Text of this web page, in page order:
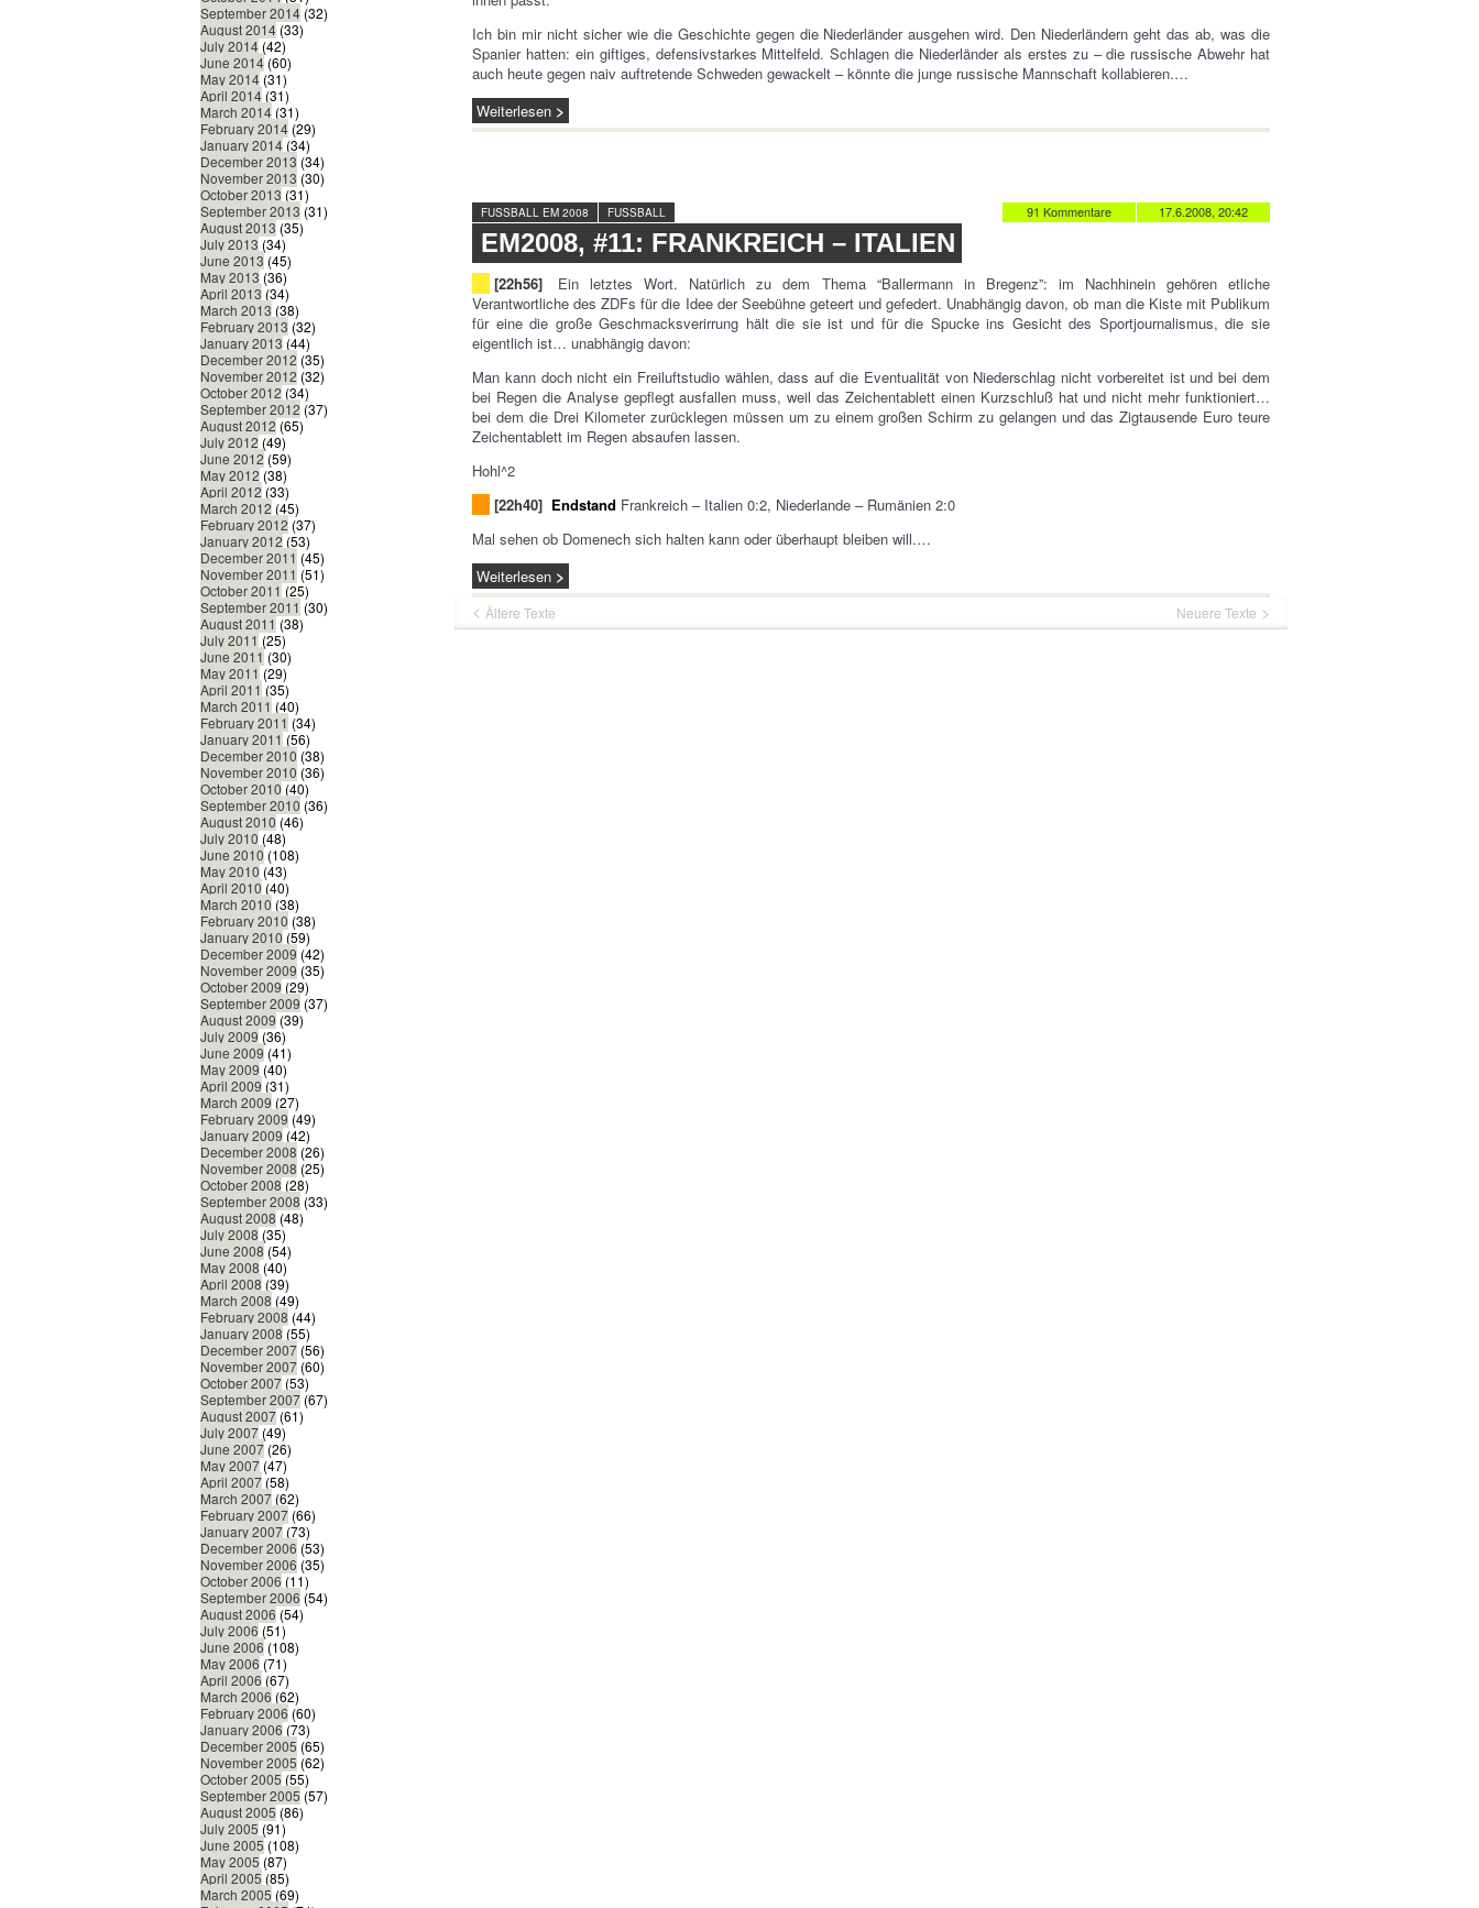
September 2014 (32)
August 2014 (33)
July 2014 (42)
June 2014 (60)
May 2014 (31)
April 2014 (31)
March 2014 (31)
February 2014 (29)
January 2014 (34)
December 2013 (34)
November 2013 (30)
October 2013 (31)
September 2013 (31)
August 2013 (35)
July 2013 (34)
June 2013 (45)
May 2013 (36)
April 2013 (34)
March 2013 (38)
February 2013 (32)
January 2013 (44)
December 2012 (35)
November 2012 (32)
October 2012 (34)
September 2012 (37)
August 2012 (65)
July 2012 (49)
June 2012 (59)
May 2012 (38)
April 2012 (33)
March 2012 (45)
February 2012 (37)
January 2012 (53)
December 2011 (45)
November 2011 (51)
October 2011 (25)
September 2011 (30)
August 2011 (38)
July 2011 (25)
June 2011 (30)
May 2011 (29)
April 2011 (35)
March 2011 (40)
February 2011 (34)
January 2011 (56)
December 2010 (38)
November 2010 (36)
October 2010 (40)
September 2010 (36)
August 2010 (46)
July 2010 (48)
June 2010 (108)
May 2010 (43)
April 2010 (40)
March 2010 (38)
February 2010 (38)
January 2010 (59)
December 2009 (42)
November 2009 (35)
October 2009 (29)
September 2009 (37)
August 2009 (39)
July 2009 (36)
June 2009 (41)
May 2009 (40)
April 2009 (31)
March 2009 (27)
February 2009 (49)
January 2009 (42)
December 2008 (26)
November 2008 (25)
October 2008 (28)
September 2008 (33)
August 2008 (48)
July 2008 (35)
June 2008 (54)
May 2008 (40)
April 2008 (39)
March 2008 (49)
February 2008 (44)
January 2008 (55)
December 2007 (56)
November 2007 (60)
October 2007 (53)
September 2007 (67)
August 2007 (61)
July 2007 (49)
June 2007 (26)
May 2007 (47)
April 2007 (58)
March 2007 (62)
February 2007 (66)
January 2007 (73)
December 2006 (53)
November 2006 (35)
October 2006 (11)
September 2006 (54)
August 2006 (54)
July 2006 (51)
June 2006 (108)
May 2006 (71)
April 2006 (67)
March 2006 (62)
February 2006 (60)
January 2006 (73)
December 2005 (65)
November 2005 (62)
October 2005 (55)
September 2005 (57)
August 2005 (86)
July 2005 (91)
June 2005 (108)
May 2005 (87)
April 2005 (85)
March 2005 (69)
Ich bin mir nicht sicher wie die Geschichte gegen die Niederländer ausgehen wird. Den Niederländern geht das ab, was die
Spanier hatten: ein giftiges, defensivstarkes Mittelfeld. Schlagen die Niederländer als erstes zu – die russische Abwehr hat
auch heute gegen naiv auftretende Schweden gewackelt – könnte die junge russische Mannschaft kollabieren.…
Weiterlesen
17.6.2008, 20:42
91 Kommentare
FUSSBALL EM 2008 FUSSBALL
EM2008, #11: FRANKREICH – ITALIEN
[22h56]
Ein letztes Wort. Natürlich zu dem Thema “Ballermann in Bregenz”: im Nachhinein gehören etliche
Verantwortliche des ZDFs für die Idee der Seebühne geteert und gefedert. Unabhängig davon, ob man die Kiste mit Publikum
für eine die große Geschmacksverirrung hält die sie ist und für die Spucke ins Gesicht des Sportjournalismus, die sie
eigentlich ist… unabhängig davon:
Man kann doch nicht ein Freiluftstudio wählen, dass auf die Eventualität von Niederschlag nicht vorbereitet ist und bei dem
bei Regen die Analyse gepflegt ausfallen muss, weil das Zeichentablett einen Kurzschluß hat und nicht mehr funktioniert…
bei dem die Drei Kilometer zurücklegen müssen um zu einem großen Schirm zu gelangen und das Zigtausende Euro teure
Zeichentablett im Regen absaufen lassen.
Hohl^2
[22h40] Endstand Frankreich – Italien 0:2, Niederlande – Rumänien 2:0
Mal sehen ob Domenech sich halten kann oder überhaupt bleiben will.…
Weiterlesen
Ältere Texte Neuere Texte